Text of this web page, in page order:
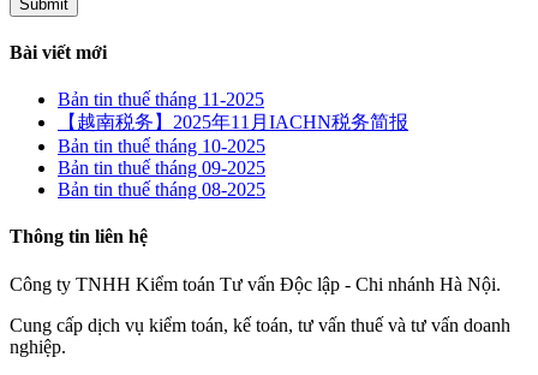
Bài viết mới
Bản tin thuế tháng 11-2025
【越南税务】2025年11月IACHN税务简报
Bản tin thuế tháng 10-2025
Bản tin thuế tháng 09-2025
Bản tin thuế tháng 08-2025
Thông tin liên hệ
Công ty TNHH Kiểm toán Tư vấn Độc lập - Chi nhánh Hà Nội.
Cung cấp dịch vụ kiểm toán, kế toán, tư vấn thuế và tư vấn doanh
nghiệp.